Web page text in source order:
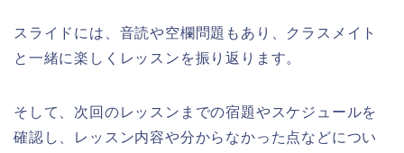
スライドには、音読や空欄問題もあり、クラスメイト
と一緒に楽しくレッスンを振り返ります。
そして、次回のレッスンまでの宿題やスケジュールを
確認し、レッスン内容や分からなかった点などについ